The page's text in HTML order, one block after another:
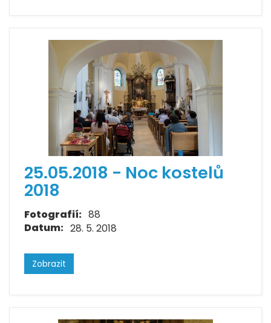
25.05.2018 - Noc kostelů
2018
Fotografií: 88
Datum: 28. 5. 2018
Zobrazit